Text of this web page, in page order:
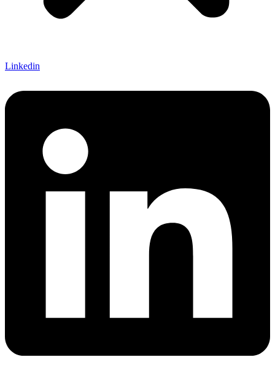
Linkedin